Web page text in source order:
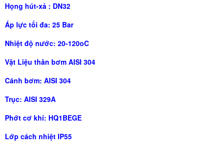
Họng hút-xả : DN32
Áp lực tối đa: 25 Bar
Nhiệt độ nước: 20-120oC
Vật Liệu thân bơm AISI 304
Cánh bơm: AISI 304
Trục: AISI 329A
Phớt cơ khí: HQ1BEGE
Lớp cách nhiệt IP55